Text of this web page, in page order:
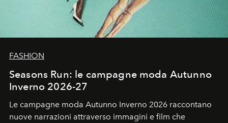
FASHION
Seasons Run: le campagne moda Autunno
Inverno 2026-27
Le campagne moda Autunno Inverno 2026 raccontano
nuove narrazioni attraverso immagini e film che